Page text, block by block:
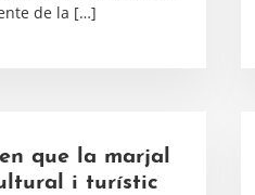
de la […]
que la marjal
i turístic